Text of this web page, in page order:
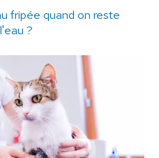
fripée quand on reste
?